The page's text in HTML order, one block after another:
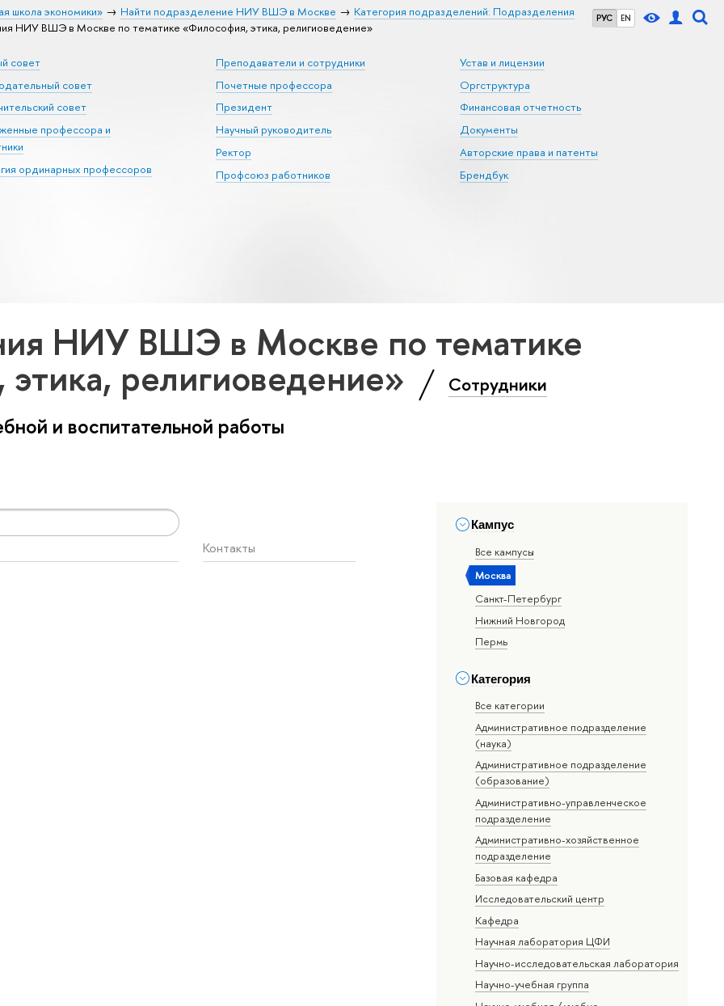
РУС EN
школа экономики» Найти подразделение НИУ ВШЭ в Москве
Категория подразделений: Подразделения
НИУ ВШЭ в Москве по тематике «Философия, этика, религиоведение»
совет
совет
совет
профессора и
ординарных профессоров
Преподаватели и сотрудники
Почетные профессора
Президент
Научный руководитель
Ректор
Профсоюз работников
Устав и лицензии
Оргструктура
Финансовая отчетность
Документы
Авторские права и патенты
Брендбук
НИУ ВШЭ в Москве по тематике
религиоведение» Сотрудники
и воспитательной работы
Кампус
Все кампусы
Москва
Санкт-Петербург
Нижний Новгород
Пермь
Категория
Все категории
Административное подразделение
(наука)
Административное подразделение
(образование)
Административно-управленческое
подразделение
Административно-хозяйственное
подразделение
Базовая кафедра
Исследовательский центр
Кафедра
Научная лаборатория ЦФИ
Научно-исследовательская лаборатория
Научно-учебная группа
Контакты